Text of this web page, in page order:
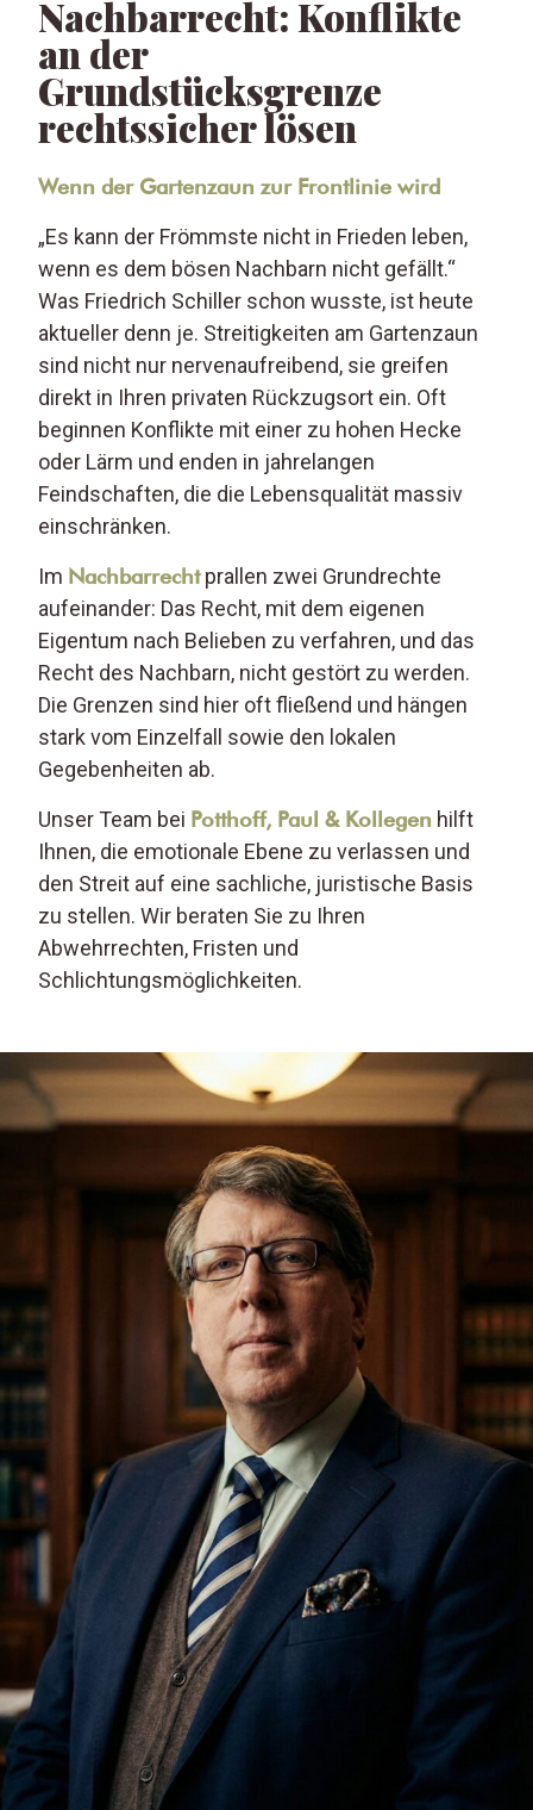
Nachbarrecht: Konflikte
an der
Grundstücksgrenze
rechtssicher lösen
Wenn der Gartenzaun zur Frontlinie wird
„Es kann der Frömmste nicht in Frieden leben,
wenn es dem bösen Nachbarn nicht gefällt.“
Was Friedrich Schiller schon wusste, ist heute
aktueller denn je. Streitigkeiten am Gartenzaun
sind nicht nur nervenaufreibend, sie greifen
direkt in Ihren privaten Rückzugsort ein. Oft
beginnen Konflikte mit einer zu hohen Hecke
oder Lärm und enden in jahrelangen
Feindschaften, die die Lebensqualität massiv
einschränken.
Im Nachbarrechtprallen zwei Grundrechte
aufeinander: Das Recht, mit dem eigenen
Eigentum nach Belieben zu verfahren, und das
Recht des Nachbarn, nicht gestört zu werden.
Die Grenzen sind hier oft fließend und hängen
stark vom Einzelfall sowie den lokalen
Gegebenheiten ab.
Unser Team bei Potthoff, Paul & Kollegen hilft
Ihnen, die emotionale Ebene zu verlassen und
den Streit auf eine sachliche, juristische Basis
zu stellen. Wir beraten Sie zu Ihren
Abwehrrechten, Fristen und
Schlichtungsmöglichkeiten.